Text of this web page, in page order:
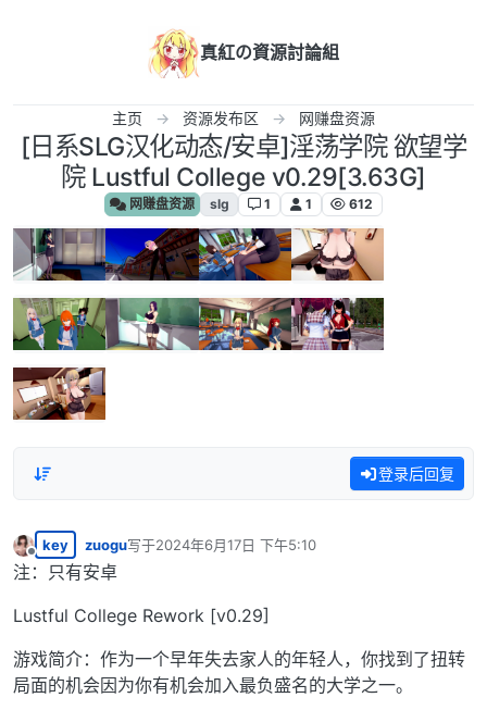
真紅の資源討論組
主页 资源发布区 网赚盘资源
[日系SLG汉化动态/安卓]淫荡学院 欲望学
院 Lustful College v0.29[3.63G]
网赚盘资源 slg 1 1 612
登录后回复
离线
key zuogu写于2024年6月17日 下午5:10
最后由 编辑
注：只有安卓
Lustful College Rework [v0.29]
游戏简介：作为一个早年失去家人的年轻人，你找到了扭转
局面的机会因为你有机会加入最负盛名的大学之一。